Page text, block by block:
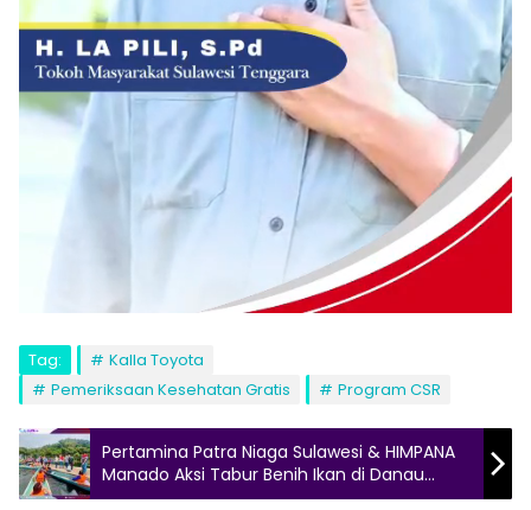
Tag:
Kalla Toyota
Pemeriksaan Kesehatan Gratis
Program CSR
Pertamina Patra Niaga Sulawesi & HIMPANA
Manado Aksi Tabur Benih Ikan di Danau
Tondano